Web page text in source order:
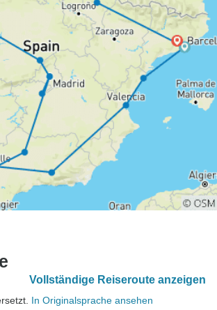
Vollständige Reiseroute anzeigen
In Originalsprache ansehen